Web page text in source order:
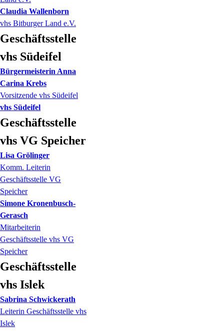
Claudia Wallenborn
vhs Bitburger Land e.V.
Geschäftsstelle
vhs Südeifel
Bürgermeisterin Anna
Carina Krebs
Vorsitzende vhs Südeifel
vhs Südeifel
Geschäftsstelle
vhs VG Speicher
Lisa Grölinger
Komm. Leiterin
Geschäftsstelle VG
Speicher
Simone Kronenbusch-
Gerasch
Mitarbeiterin
Geschäftsstelle vhs VG
Speicher
Geschäftsstelle
vhs Islek
Sabrina Schwickerath
Leiterin Geschäftsstelle vhs
Islek